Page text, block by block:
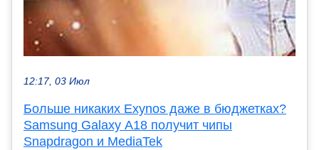
12:17, 03 Июл
Больше никаких Exynos даже в бюджетках?
Samsung Galaxy A18 получит чипы
Snapdragon и MediaTek